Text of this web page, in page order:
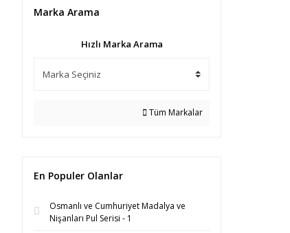
Marka Arama
Hızlı Marka Arama
Tüm Markalar
En Populer Olanlar
Osmanlı ve Cumhuriyet Madalya ve
Nişanları Pul Serisi - 1